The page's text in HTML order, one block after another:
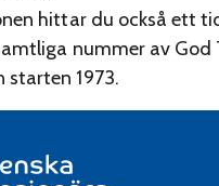
hittar du också ett
nummer av God
1973.